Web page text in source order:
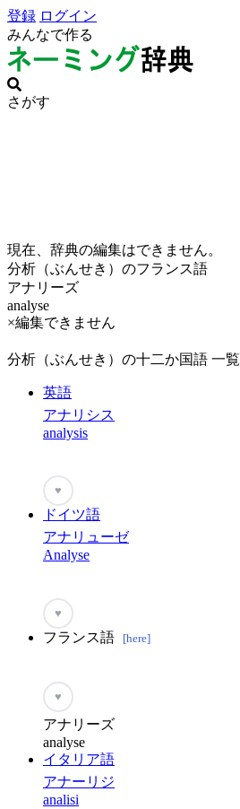
登録 ログイン
みんなで作る
さがす
現在、辞典の編集はできません。
分析（ぶんせき）のフランス語
アナリーズ
analyse
×編集できません
分析（ぶんせき）の十二か国語 一覧
英語
アナリシス
analysis
♥
ドイツ語
アナリューゼ
Analyse
♥
フランス語 [here]
♥
アナリーズ
analyse
イタリア語
アナーリジ
analisi